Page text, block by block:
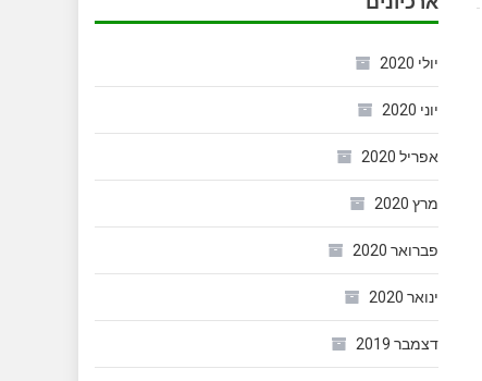
יולי 2020
יוני 2020
אפריל 2020
מרץ 2020
פברואר 2020
ינואר 2020
דצמבר 2019